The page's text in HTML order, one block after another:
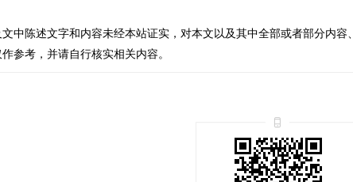
中陈述文字和内容未经本站证实，对本文以及其中全部或者部分内容、
参考，并请自行核实相关内容。